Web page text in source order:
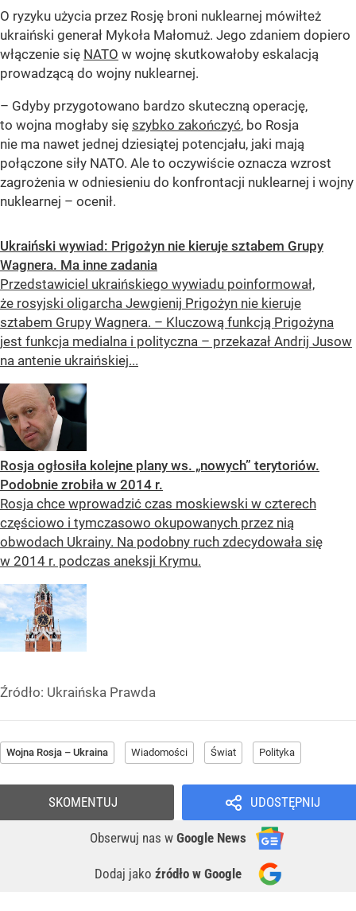
O ryzyku użycia przez Rosję broni nuklearnej mówiłteż
ukraiński generał Mykoła Małomuż. Jego zdaniem dopiero
włączenie się NATO w wojnę skutkowałoby eskalacją
prowadzącą do wojny nuklearnej.
– Gdyby przygotowano bardzo skuteczną operację,
to wojna mogłaby się szybko zakończyć, bo Rosja
nie ma nawet jednej dziesiątej potencjału, jaki mają
połączone siły NATO. Ale to oczywiście oznacza wzrost
zagrożenia w odniesieniu do konfrontacji nuklearnej i wojny
nuklearnej – ocenił.
Ukraiński wywiad: Prigożyn nie kieruje sztabem Grupy
Wagnera. Ma inne zadania
Przedstawiciel ukraińskiego wywiadu poinformował,
że rosyjski oligarcha Jewgienij Prigożyn nie kieruje
sztabem Grupy Wagnera. – Kluczową funkcją Prigożyna
jest funkcja medialna i polityczna – przekazał Andrij Jusow
na antenie ukraińskiej...
Rosja ogłosiła kolejne plany ws. „nowych” terytoriów.
Podobnie zrobiła w 2014 r.
Rosja chce wprowadzić czas moskiewski w czterech
częściowo i tymczasowo okupowanych przez nią
obwodach Ukrainy. Na podobny ruch zdecydowała się
w 2014 r. podczas aneksji Krymu.
Źródło: Ukraińska Prawda
Wojna Rosja – Ukraina Wiadomości Świat Polityka
UDOSTĘPNIJ
Obserwuj nas w Google News
Dodaj jako źródło w Google
SKOMENTUJ